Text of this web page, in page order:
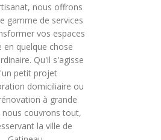
nous offrons
gamme de services
vos espaces
en quelque chose
Qu'il s'agisse
petit projet
domiciliaire ou
à grande
nous couvrons tout,
la ville de